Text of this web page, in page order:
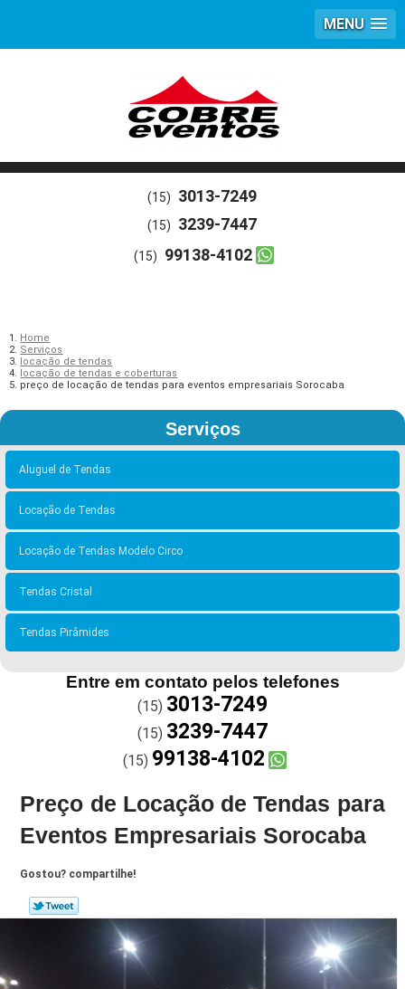
MENU
(15) 3013-7249
(15) 3239-7447
(15) 99138-4102
Home
Serviços
locação de tendas
locação de tendas e coberturas
preço de locação de tendas para eventos empresariais Sorocaba
Serviços
Aluguel de Tendas
Locação de Tendas
Locação de Tendas Modelo Circo
Tendas Cristal
Tendas Pirâmides
Entre em contato pelos telefones
(15) 3013-7249
(15) 3239-7447
(15) 99138-4102
Preço de Locação de Tendas para
Eventos Empresariais Sorocaba
Gostou? compartilhe!